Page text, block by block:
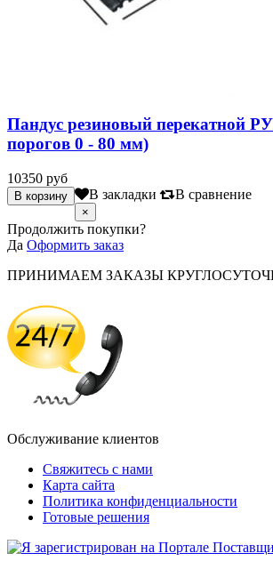
Пандус резиновый перекатной
порогов 0 - 80 мм)
10350 руб
В закладки В сравнение
×
Продолжить покупки?
Да Оформить заказ
ПРИНИМАЕМ ЗАКАЗЫ
Обслуживание клиентов
Свяжитесь с нами
Карта сайта
Политика конфиденциальности
Готовые решения